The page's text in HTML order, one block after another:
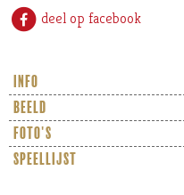
deel op facebook
info
beeld
foto's
speellijst